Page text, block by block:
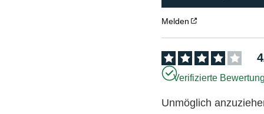
Melden
4
Verifizierte
Unmöglich